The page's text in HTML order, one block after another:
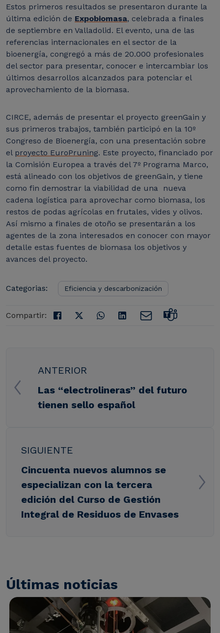
Estos primeros resultados se presentaron durante la
última edición de Expobiomasa, celebrada a finales
de septiembre en Valladolid. El evento, una de las
referencias internacionales en el sector de la
bioenergía, congregó a más de 20.000 profesionales
del sector para presentar, conocer e intercambiar los
últimos desarrollos alcanzados para potenciar el
aprovechamiento de la biomasa.
CIRCE, además de presentar el proyecto greenGain y
sus primeros trabajos, también participó en la 10º
Congreso de Bioenergía, con una presentación sobre
el proyecto EuroPruning. Este proyecto, financiado por
la Comisión Europea a través del 7º Programa Marco,
está alineado con los objetivos de greenGain, y tiene
como fin demostrar la viabilidad de una nueva
cadena logística para aprovechar como biomasa, los
restos de podas agrícolas en frutales, vides y olivos.
Así mismo a finales de otoño se presentarán a los
agentes de la zona interesados en conocer con mayor
detalle estas fuentes de biomasa los objetivos y
avances del proyecto.
Categorias: Eficiencia y descarbonización
Compartir:
ANTERIOR
Las “electrolineras” del futuro
tienen sello español
SIGUIENTE
Cincuenta nuevos alumnos se
especializan con la tercera
edición del Curso de Gestión
Integral de Residuos de Envases
Últimas noticias